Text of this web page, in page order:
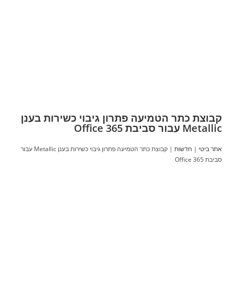
קבוצת כתר הטמיעה פתרון גיבוי כשירות בענן
Metallic עבור סביבת Office 365
אתר ביטי | חדשות |
קבוצת כתר הטמיעה פתרון גיבוי כשירות בענן Metallic עבור
סביבת Office 365